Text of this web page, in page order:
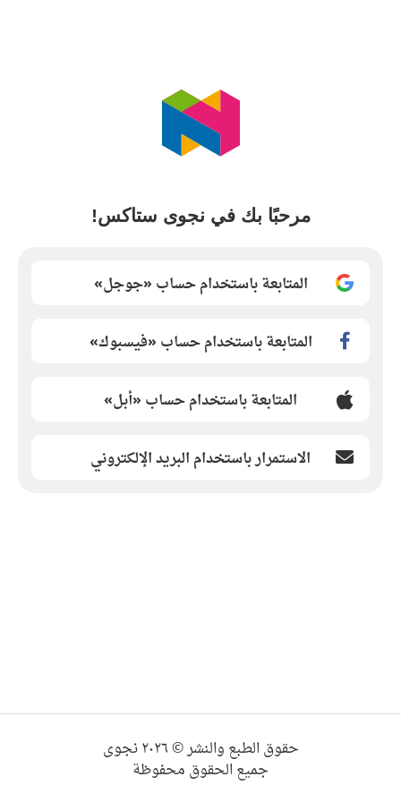
مرحبًا بك في نجوى ستاكس!
المتابعة باستخدام حساب «جوجل»
المتابعة باستخدام حساب «فيسبوك»
المتابعة باستخدام حساب «أبل»
الاستمرار باستخدام البريد الإلكتروني
حقوق الطبع والنشر © ٢٠٢٦ نجوى
جميع الحقوق محفوظة